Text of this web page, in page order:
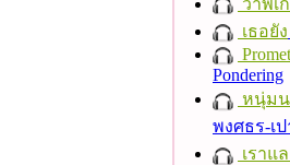
วาฬเ
เธอยัง
Pondering
หนุ่มน
พงศธร-เ
เราแ